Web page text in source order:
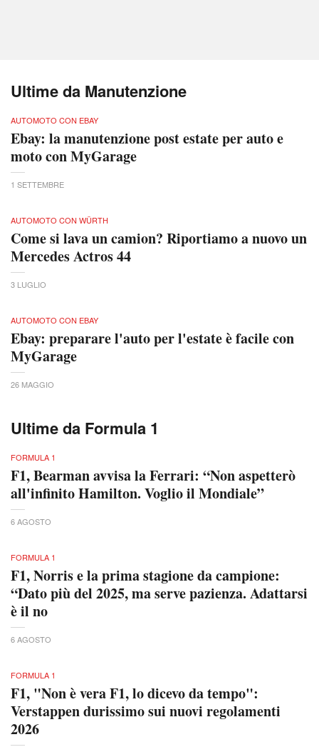
Ultime da Manutenzione
AUTOMOTO CON EBAY
Ebay: la manutenzione post estate per auto e
moto con MyGarage
1 SETTEMBRE
AUTOMOTO CON WÜRTH
Come si lava un camion? Riportiamo a nuovo un
Mercedes Actros 44
3 LUGLIO
AUTOMOTO CON EBAY
Ebay: preparare l'auto per l'estate è facile con
MyGarage
26 MAGGIO
Ultime da Formula 1
FORMULA 1
F1, Bearman avvisa la Ferrari: “Non aspetterò
all'infinito Hamilton. Voglio il Mondiale”
6 AGOSTO
FORMULA 1
F1, Norris e la prima stagione da campione:
“Dato più del 2025, ma serve pazienza. Adattarsi
è il no
6 AGOSTO
FORMULA 1
F1, "Non è vera F1, lo dicevo da tempo":
Verstappen durissimo sui nuovi regolamenti
2026